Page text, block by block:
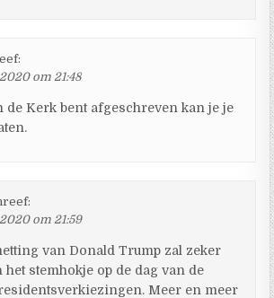
om 21:48
de Kerk bent afgeschreven kan je je
om 21:59
van Donald Trump zal zeker
het stemhokje op de dag van de
Meer en meer